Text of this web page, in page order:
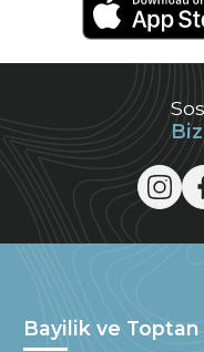
Bayilik ve Toptan